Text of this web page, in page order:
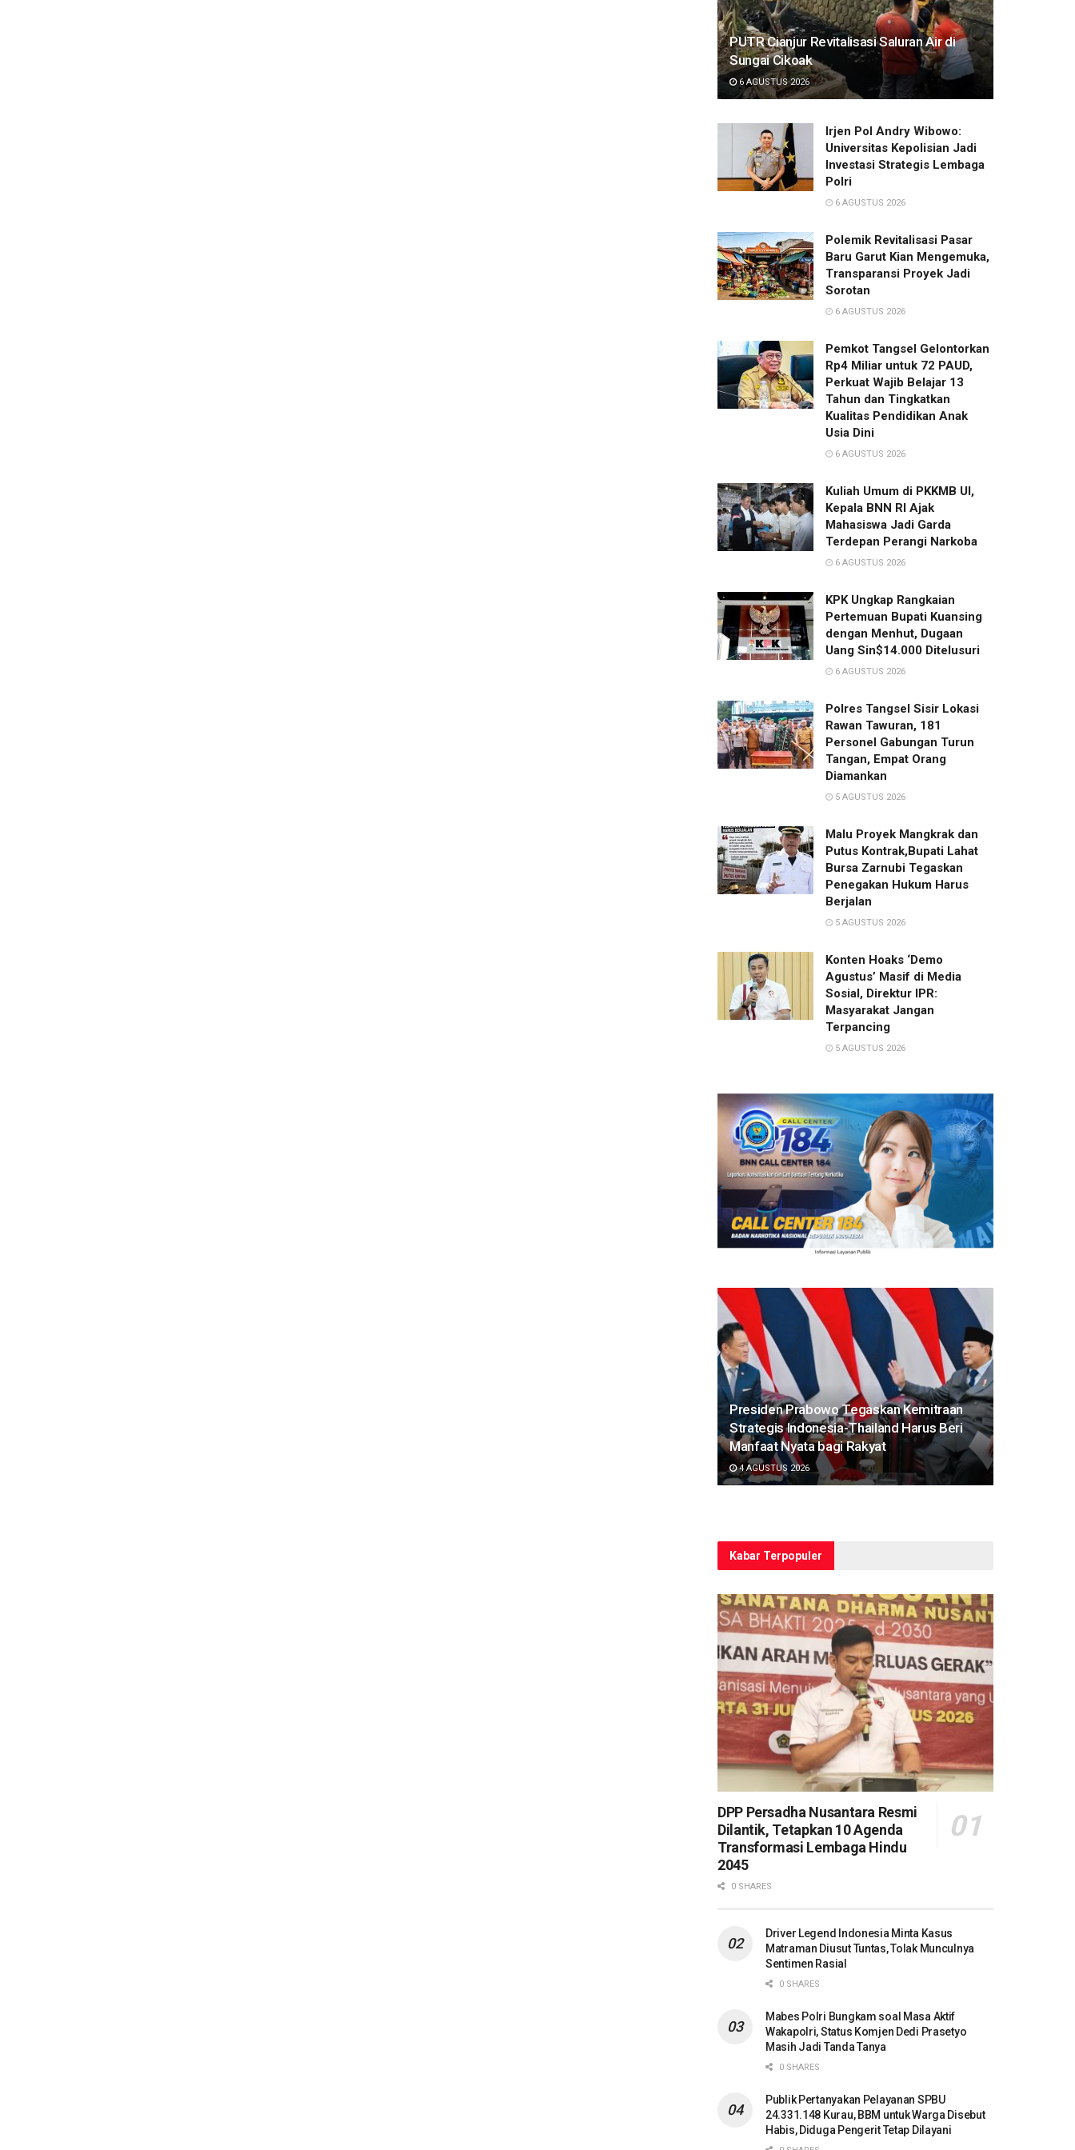
PUTR Cianjur Revitalisasi Saluran Air di
Sungai Cikoak
6 AGUSTUS 2026
Irjen Pol Andry Wibowo:
Universitas Kepolisian Jadi
Investasi Strategis Lembaga
Polri
6 AGUSTUS 2026
Polemik Revitalisasi Pasar
Baru Garut Kian Mengemuka,
Transparansi Proyek Jadi
Sorotan
6 AGUSTUS 2026
Pemkot Tangsel Gelontorkan
Rp4 Miliar untuk 72 PAUD,
Perkuat Wajib Belajar 13
Tahun dan Tingkatkan
Kualitas Pendidikan Anak
Usia Dini
6 AGUSTUS 2026
Kuliah Umum di PKKMB UI,
Kepala BNN RI Ajak
Mahasiswa Jadi Garda
Terdepan Perangi Narkoba
6 AGUSTUS 2026
KPK Ungkap Rangkaian
Pertemuan Bupati Kuansing
dengan Menhut, Dugaan
Uang Sin$14.000 Ditelusuri
6 AGUSTUS 2026
Polres Tangsel Sisir Lokasi
Rawan Tawuran, 181
Personel Gabungan Turun
Tangan, Empat Orang
Diamankan
5 AGUSTUS 2026
Malu Proyek Mangkrak dan
Putus Kontrak,Bupati Lahat
Bursa Zarnubi Tegaskan
Penegakan Hukum Harus
Berjalan
5 AGUSTUS 2026
Konten Hoaks ‘Demo
Agustus’ Masif di Media
Sosial, Direktur IPR:
Masyarakat Jangan
Terpancing
5 AGUSTUS 2026
Presiden Prabowo Tegaskan Kemitraan
Strategis Indonesia-Thailand Harus Beri
Manfaat Nyata bagi Rakyat
4 AGUSTUS 2026
Kabar Terpopuler
DPP Persadha Nusantara Resmi
Dilantik, Tetapkan 10 Agenda
Transformasi Lembaga Hindu
2045
0 SHARES
Driver Legend Indonesia Minta Kasus
Matraman Diusut Tuntas, Tolak Munculnya
Sentimen Rasial
0 SHARES
Mabes Polri Bungkam soal Masa Aktif
Wakapolri, Status Komjen Dedi Prasetyo
Masih Jadi Tanda Tanya
0 SHARES
Publik Pertanyakan Pelayanan SPBU
24.331.148 Kurau, BBM untuk Warga Disebut
Habis, Diduga Pengerit Tetap Dilayani